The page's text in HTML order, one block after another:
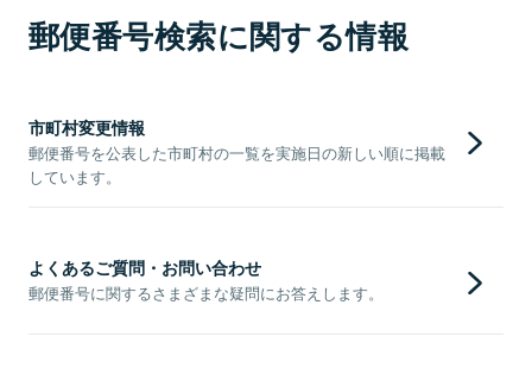
郵便番号検索に関する情報
市町村変更情報
郵便番号を公表した市町村の一覧を実施日の新しい順に掲載
しています。
よくあるご質問・お問い合わせ
郵便番号に関するさまざまな疑問にお答えします。